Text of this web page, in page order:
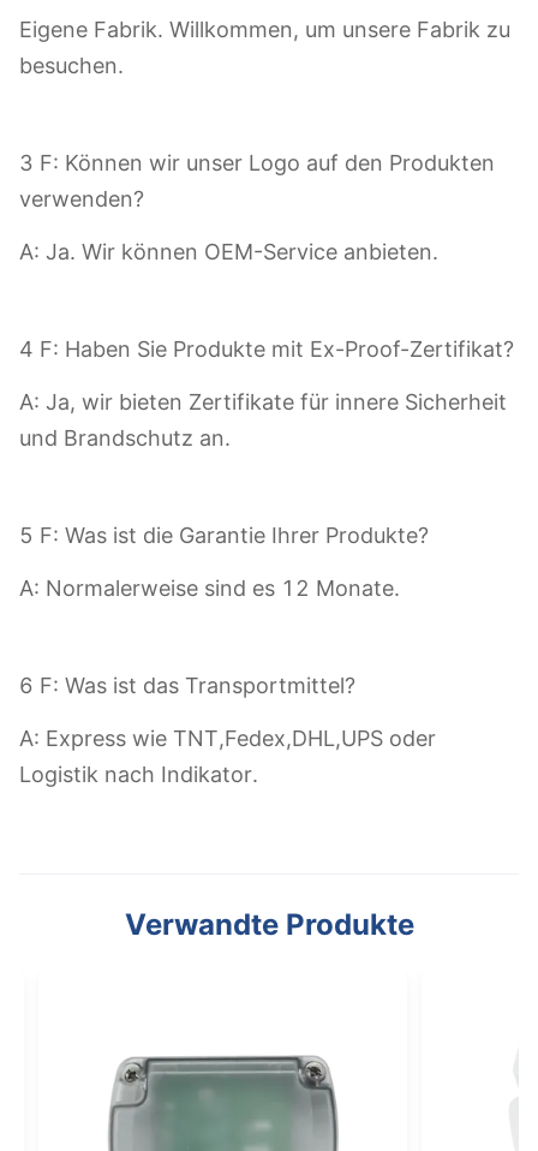
Eigene Fabrik. Willkommen, um unsere Fabrik zu
besuchen.
3 F: Können wir unser Logo auf den Produkten
verwenden?
A: Ja. Wir können OEM-Service anbieten.
4 F: Haben Sie Produkte mit Ex-Proof-Zertifikat?
A: Ja, wir bieten Zertifikate für innere Sicherheit
und Brandschutz an.
5 F: Was ist die Garantie Ihrer Produkte?
A: Normalerweise sind es 12 Monate.
6 F: Was ist das Transportmittel?
A: Express wie TNT,Fedex,DHL,UPS oder
Logistik nach Indikator.
Verwandte Produkte